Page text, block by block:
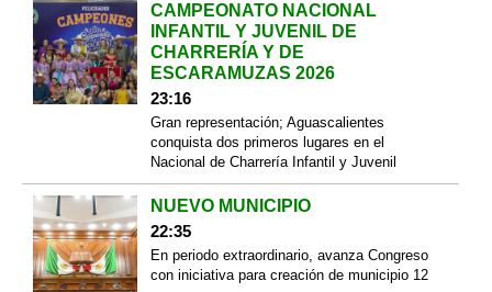
CAMPEONATO NACIONAL
INFANTIL Y JUVENIL DE
CHARRERÍA Y DE
ESCARAMUZAS 2026
23:16
Gran representación; Aguascalientes
conquista dos primeros lugares en el
Nacional de Charrería Infantil y Juvenil
NUEVO MUNICIPIO
22:35
En periodo extraordinario, avanza Congreso
con iniciativa para creación de municipio 12